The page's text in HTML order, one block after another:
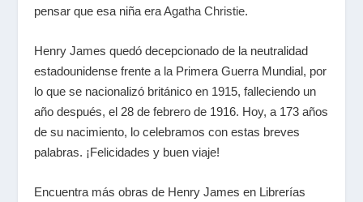
pensar que esa niña eraAgatha Christie.
Henry James quedó decepcionado de la neutralidad
estadounidense frente a la Primera Guerra Mundial, por
lo que se nacionalizó británico en 1915, falleciendo un
año después, el 28 de febrero de 1916. Hoy, a 173 años
de su nacimiento, lo celebramos con estas breves
palabras. ¡Felicidades y buen viaje!
Encuentra más obras de Henry James en Librerías